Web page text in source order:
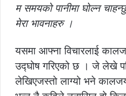
म समयको पानीमा घोल्न
मेरा भावनाहरु ।
यसमा आफ्ना विचारलाई
उद्घोष गरिएको छ । जे लेखे
लेखिएजस्तो लाग्यो भने